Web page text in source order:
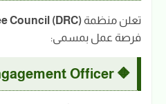
تعلن منظمة Council (DRC)
فرصة عمل بمسمى:
🔶 Community Engagement Officer